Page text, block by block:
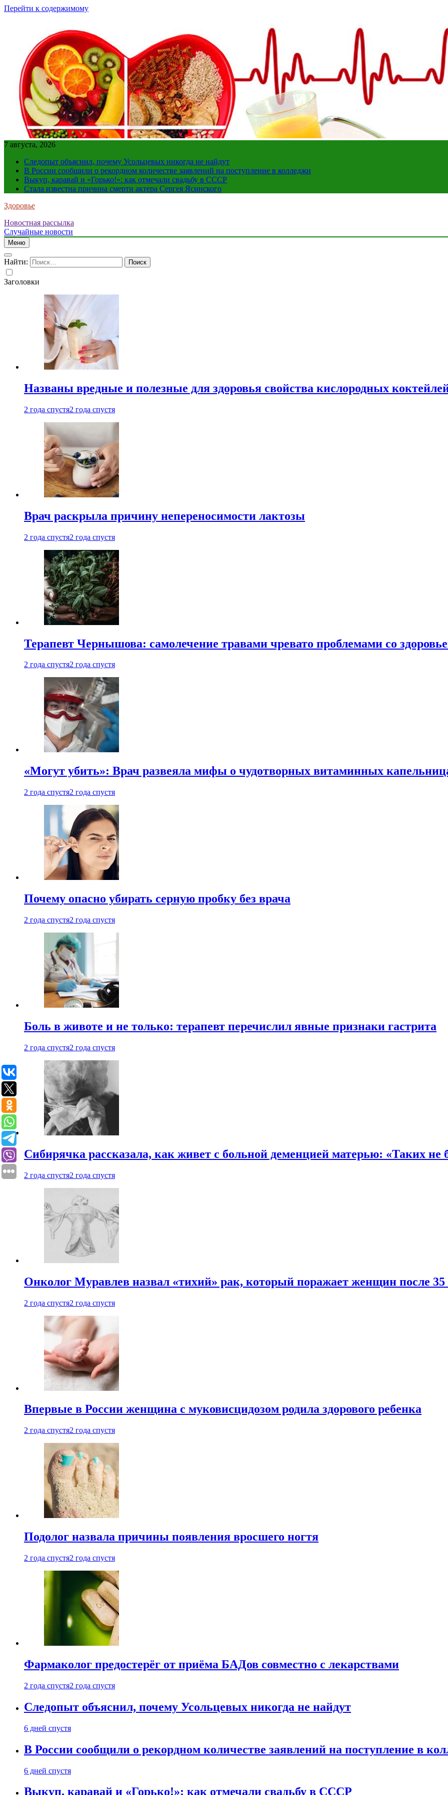
Перейти к содержимому
7 августа, 2026
Следопыт объяснил, почему Усольцевых никогда не найдут
В России сообщили о рекордном количестве заявлений на поступление в колледжи
Выкуп, каравай и «Горько!»: как отмечали свадьбу в СССР
Стала известна причина смерти актера Сергея Ясинского
Здоровье
Новостная рассылка
Случайные новости
Меню
Найти:
Заголовки
Названы вредные и полезные для здоровья свойства кислородных
2 года спустя2 года спустя
Врач раскрыла причину непереносимости лактозы
2 года спустя2 года спустя
Терапевт Чернышова: самолечение травами чревато проблемами со
2 года спустя2 года спустя
«Могут убить»: Врач развеяла мифы о чудотворных витаминных
2 года спустя2 года спустя
Почему опасно убирать серную пробку без врача
2 года спустя2 года спустя
Боль в животе и не только: терапевт перечислил явные признаки гастрита
2 года спустя2 года спустя
Сибирячка рассказала, как живет с больной деменцией матерью: «Таких не
2 года спустя2 года спустя
Онколог Муравлев назвал «тихий» рак, который поражает женщин после 35
2 года спустя2 года спустя
Впервые в России женщина с муковисцидозом родила здорового ребенка
2 года спустя2 года спустя
Подолог назвала причины появления вросшего ногтя
2 года спустя2 года спустя
Фармаколог предостерёг от приёма БАДов совместно с лекарствами
2 года спустя2 года спустя
Следопыт объяснил, почему Усольцевых никогда не найдут
6 дней спустя
В России сообщили о рекордном количестве заявлений на поступление в
6 дней спустя
Выкуп, каравай и «Горько!»: как отмечали свадьбу в СССР